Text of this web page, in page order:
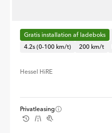
Gratis installation af ladeboks
4.2s (0-100 km/t)
200 km/t
Hessel HiRE
Privatleasing